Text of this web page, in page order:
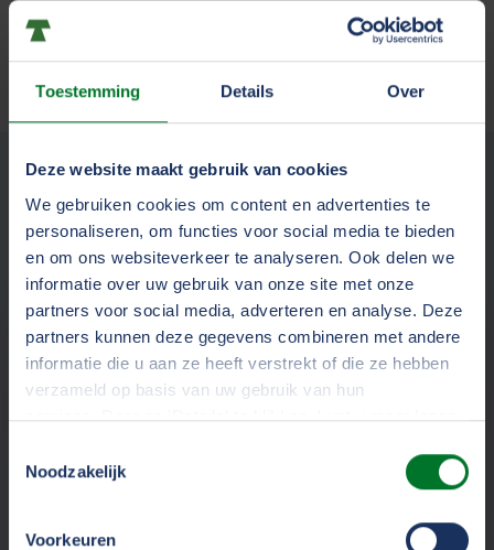
Toestemming Details Over
Deze website maakt gebruik van cookies
We gebruiken cookies om content en advertenties te
personaliseren, om functies voor social media te bieden
en om ons websiteverkeer te analyseren. Ook delen we
informatie over uw gebruik van onze site met onze
partners voor social media, adverteren en analyse. Deze
partners kunnen deze gegevens combineren met andere
informatie die u aan ze heeft verstrekt of die ze hebben
verzameld op basis van uw gebruik van hun
services. Door op 'Details' te klikken, kunt u meer lezen
toestemming intrekken. Door op 'Alles accepteren' te
klikken, gaat u akkoord met het gebruik van alle cookies
Noodzakelijk
Voorkeuren
Eventuele inboedel aan boord is niet
Verzekeringskaart en
voorwaarden
Verzekeringskaart
Wat is verzekerd en wat niet? Bekijk de
belangrijkste informatie op de